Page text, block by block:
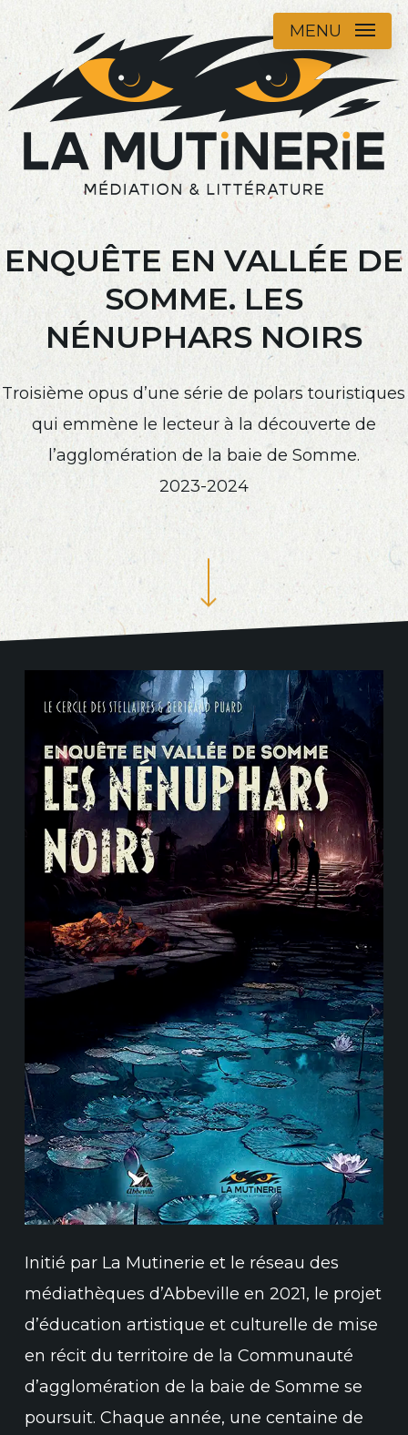
main
content
MENU
ENQUÊTE EN VALLÉE DE
SOMME. LES
NÉNUPHARS NOIRS
Troisième opus d’une série de polars touristiques
qui emmène le lecteur à la découverte de
l’agglomération de la baie de Somme.
2023-2024
Initié par La Mutinerie et le réseau des
médiathèques d’Abbeville en 2021, le projet
d’éducation artistique et culturelle de mise
en récit du territoire de la Communauté
d’agglomération de la baie de Somme se
poursuit. Chaque année, une centaine de